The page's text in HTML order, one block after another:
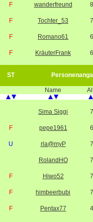
F wanderfreund
F Tochter_53
F Romano61
F KräuterFrank
ST
Name
Sima Siggi
F pepe1961
U rla@myP
RolandHO
F Hiwo52
F himbeerbubi
F Pentax77